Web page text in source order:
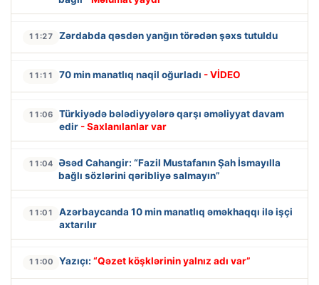
11:27 Zərdabda qəsdən yanğın törədən şəxs tutuldu
11:11 70 min manatlıq naqil oğurladı - VİDEO
11:06
Türkiyədə bələdiyyələrə qarşı əməliyyat davam
edir - Saxlanılanlar var
11:04
Əsəd Cahangir: “Fazil Mustafanın Şah İsmayılla
bağlı sözlərini qəribliyə salmayın”
11:01
Azərbaycanda 10 min manatlıq əməkhaqqı ilə işçi
axtarılır
11:00 Yazıçı: “Qəzet köşklərinin yalnız adı var”